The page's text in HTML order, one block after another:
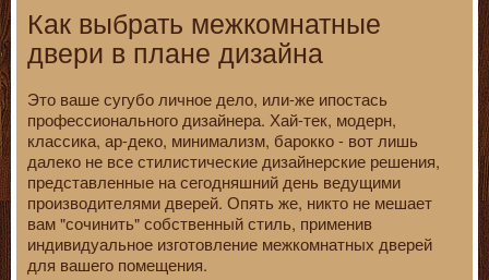
Как выбрать межкомнатные
двери в плане дизайна
Это ваше сугубо личное дело, или-же ипостась
профессионального дизайнера. Хай-тек, модерн,
классика, ар-деко, минимализм, барокко - вот лишь
далеко не все стилистические дизайнерские решения,
представленные на сегодняшний день ведущими
производителями дверей. Опять же, никто не мешает
вам "сочинить" собственный стиль, применив
индивидуальное изготовление межкомнатных дверей
для вашего помещения.